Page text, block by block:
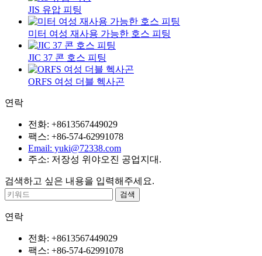
JIS 유압 피팅
미터 여성 재사용 가능한 호스 피팅
JIC 37 콘 호스 피팅
ORFS 여성 더블 헥사곤
연락
전화: +8613567449029
팩스: +86-574-62991078
Email: yuki@72338.com
주소: 저장성 위야오진 공업지대.
검색하고 싶은 내용을 입력해주세요.
연락
전화: +8613567449029
팩스: +86-574-62991078